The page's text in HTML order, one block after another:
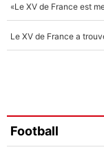
Football